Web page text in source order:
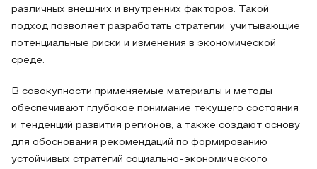
различных внешних и внутренних факторов. Такой
подход позволяет разработать стратегии, учитывающие
потенциальные риски и изменения в экономической
среде.
В совокупности применяемые материалы и методы
обеспечивают глубокое понимание текущего состояния
и тенденций развития регионов, а также создают основу
для обоснования рекомендаций по формированию
устойчивых стратегий социально-экономического